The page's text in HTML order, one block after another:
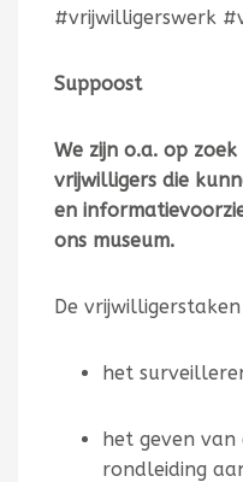
#vrijwilligerswerk
Suppoost
We zijn o.a. op
vrijwilligers die
en
ons museum.
De
het
het geven
rondleiding